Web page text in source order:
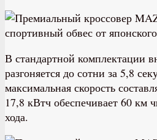
В стандартной комплектации
разгоняется до сотни за 5,8
максимальная скорость
17,8 кВтч обеспечивает 60 км
хода.